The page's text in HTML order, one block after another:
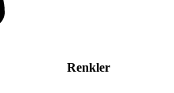
Renkler